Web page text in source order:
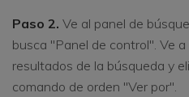
Paso 2. Ve al panel de
busca "Panel de control". Ve
resultados de la búsqueda y
comando de orden "Ver por".